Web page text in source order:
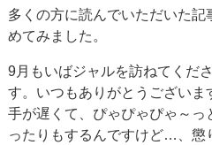
多くの方に読んでいただいた記
めてみました。
9月もいばジャルを訪ねてくだ
す。いつもありがとうございま
手が遅くて、ぴゃぴゃぴゃ～っ
ったりもするんですけど…、懲